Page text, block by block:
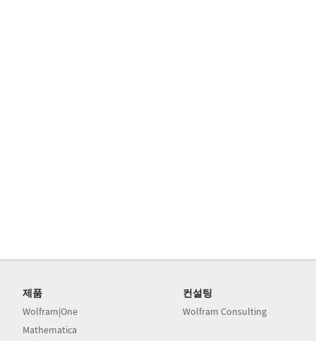
제품
Wolfram|One
Mathematica
컨설팅
Wolfram Consulting